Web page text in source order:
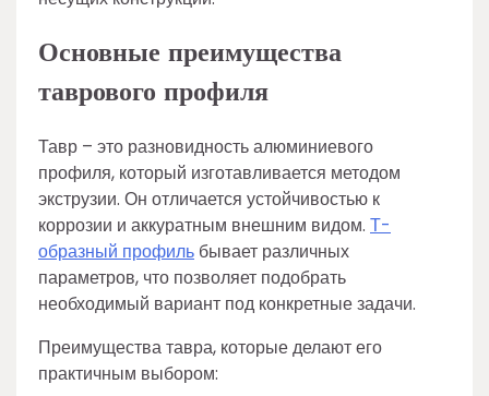
Основные преимущества
таврового профиля
Тавр – это разновидность алюминиевого
профиля, который изготавливается методом
экструзии. Он отличается устойчивостью к
коррозии и аккуратным внешним видом. Т-
образный профиль бывает различных
параметров, что позволяет подобрать
необходимый вариант под конкретные задачи.
Преимущества тавра, которые делают его
практичным выбором: